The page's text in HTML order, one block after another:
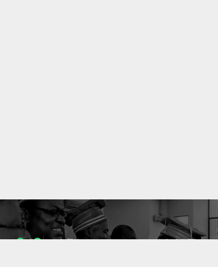
1053 10637